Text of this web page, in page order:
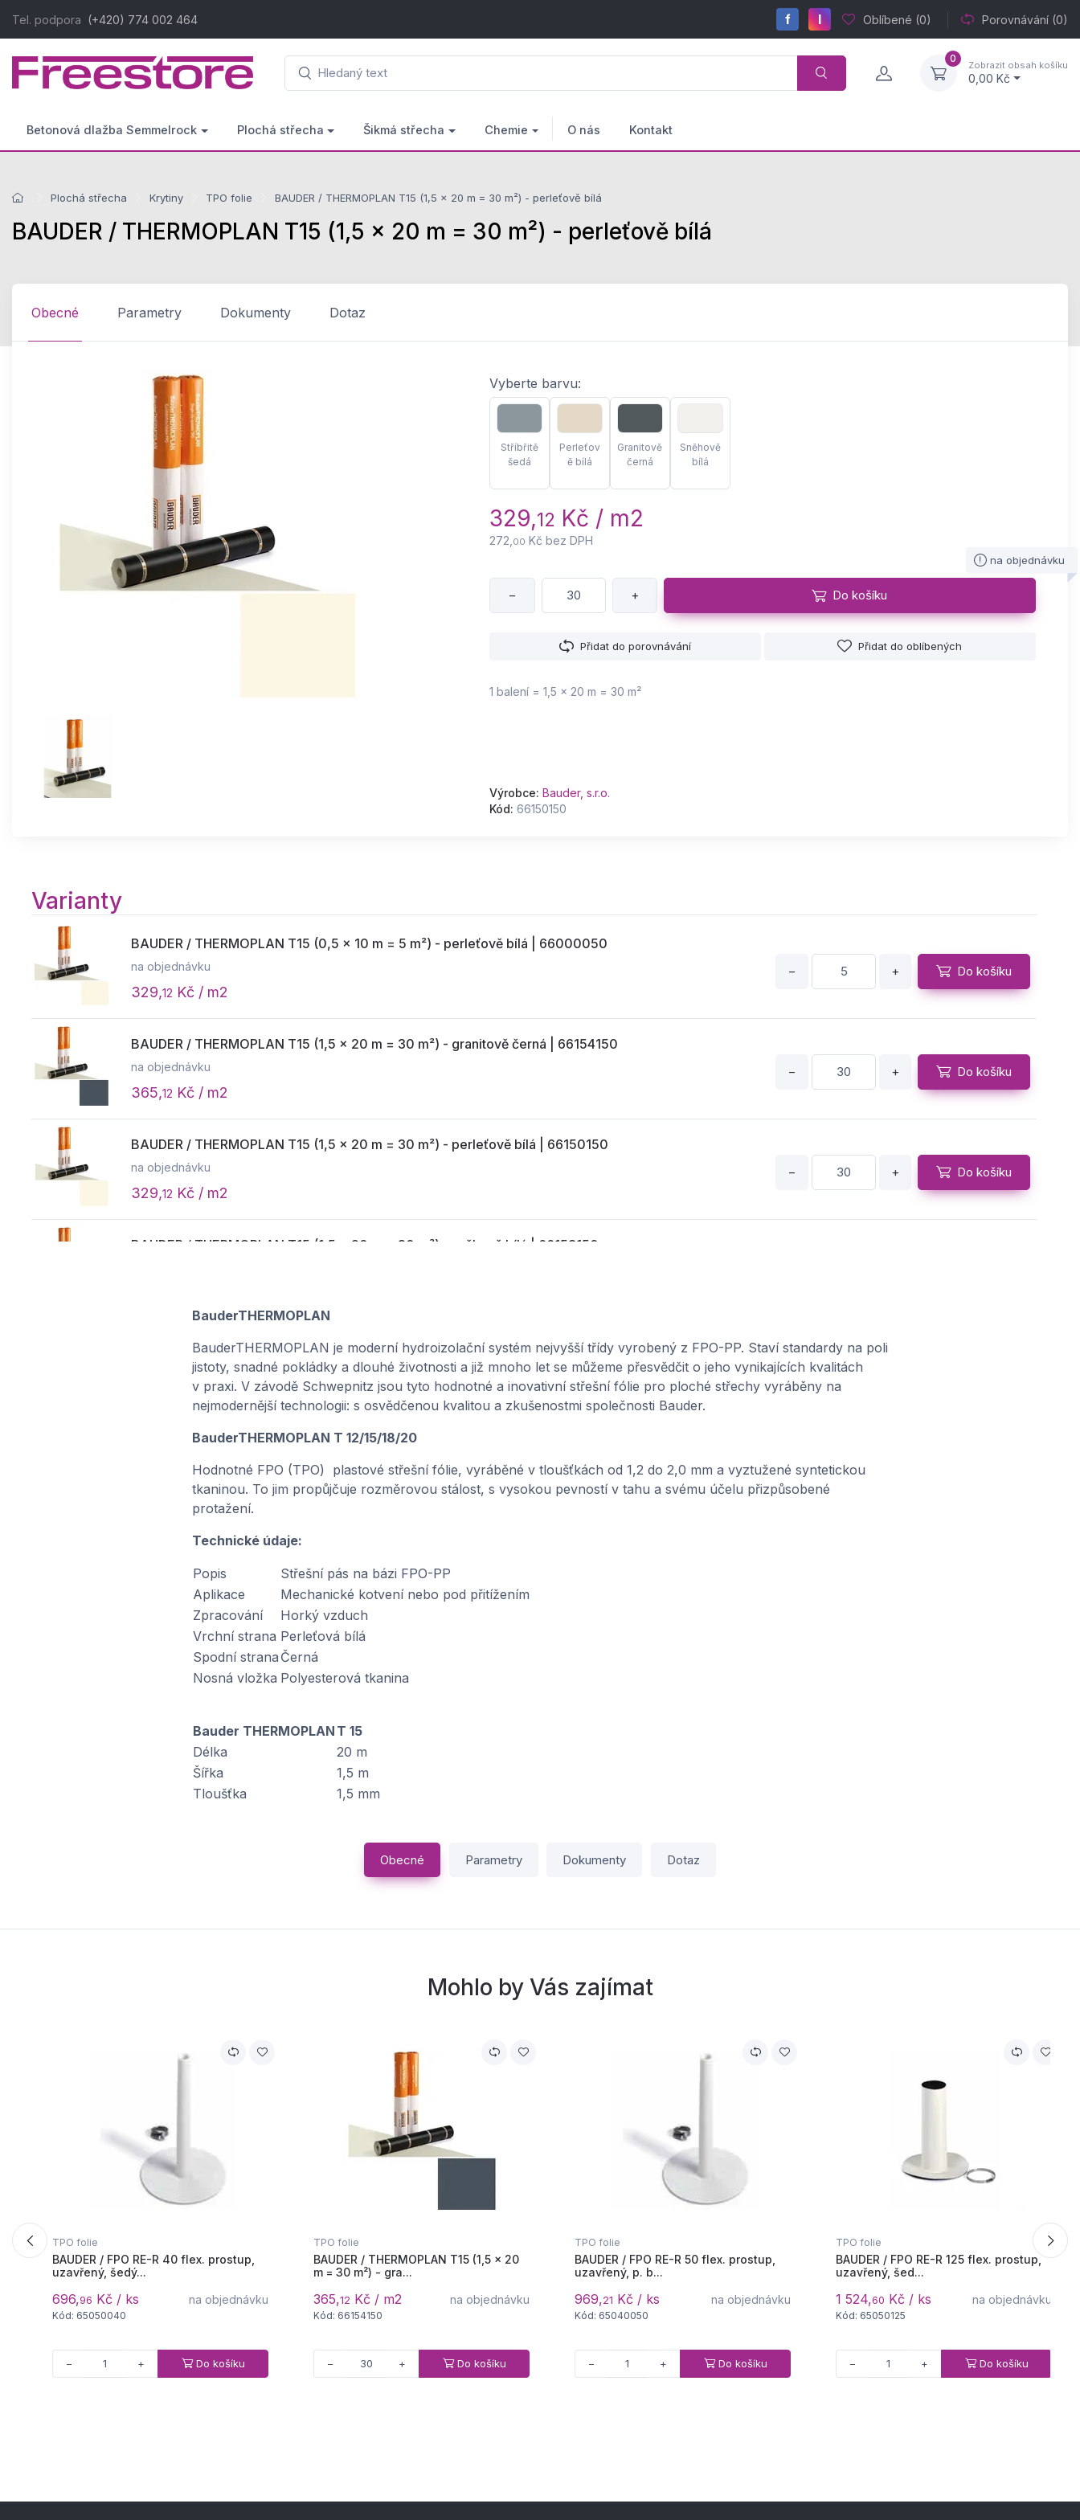
Tel. podpora (+420) 774 002 464 f I Oblíbené (0) Porovnávání (0)
0
Zobrazit obsah košíku
0,00 Kč
Betonová dlažba Semmelrock Plochá střecha Šikmá střecha Chemie O nás Kontakt
Plochá střecha Krytiny TPO folie BAUDER / THERMOPLAN T15 (1,5 × 20 m = 30 m²) - perleťově bílá
BAUDER / THERMOPLAN T15 (1,5 × 20 m = 30 m²) - perleťově bílá
Obecné Parametry Dokumenty Dotaz
Vyberte barvu:
Stříbřitě
šedá
Perleťov
ě bílá
Granitově
černá
Sněhově
bílá
329,12 Kč / m2
272, 00 Kč bez DPH
na objednávku
− + Do košíku
Přidat do porovnávání Přidat do oblíbených
1 balení = 1,5 × 20 m = 30 m²
Výrobce: Bauder, s.r.o.
Kód: 66150150
Varianty
BAUDER / THERMOPLAN T15 (0,5 × 10 m = 5 m²) - perleťově bílá | 66000050
na objednávku
329,12 Kč / m2
− + Do košíku
BAUDER / THERMOPLAN T15 (1,5 × 20 m = 30 m²) - granitově černá | 66154150
na objednávku
365,12 Kč / m2
− + Do košíku
BAUDER / THERMOPLAN T15 (1,5 × 20 m = 30 m²) - perleťově bílá | 66150150
na objednávku
329,12 Kč / m2
− + Do košíku
BAUDER / THERMOPLAN T15 (1,5 × 20 m = 30 m²) - sněhově bílá | 66158150
BAUDER / THERMOPLAN T15 (1,5 × 20 m = 30 m²) - stříbřitě šedá | 66151150
na objednávku
Kč / m2
−
BauderTHERMOPLAN
BauderTHERMOPLAN je moderní hydroizolační systém nejvyšší třídy vyrobený z FPO-PP. Staví standardy na poli
jistoty, snadné pokládky a dlouhé životnosti a již mnoho let se můžeme přesvědčit o jeho vynikajících kvalitách
v praxi. V závodě Schwepnitz jsou tyto hodnotné a inovativní střešní fólie pro ploché střechy vyráběny na
nejmodernější technologii: s osvědčenou kvalitou a zkušenostmi společnosti Bauder.
BauderTHERMOPLAN T 12/15/18/20
Hodnotné FPO (TPO) plastové střešní fólie, vyráběné v tloušťkách od 1,2 do 2,0 mm a vyztužené syntetickou
tkaninou. To jim propůjčuje rozměrovou stálost, s vysokou pevností v tahu a svému účelu přizpůsobené
protažení.
Technické údaje:
Popis
Střešní pás na bázi FPO-PP
Aplikace
Mechanické kotvení nebo pod přitížením
Zpracování
Horký vzduch
Vrchní strana Perleťová bílá
Spodní strana Černá
Nosná vložka Polyesterová tkanina
Bauder THERMOPLAN T 15
Délka
20 m
Šířka
1,5 m
Tloušťka
1,5 mm
Obecné Parametry Dokumenty Dotaz
Mohlo by Vás zajímat
TPO folie
BAUDER / FPO RE-R 40 flex. prostup,
uzavřený, šedý...
696,96 Kč / ks na objednávku
Kód: 65050040
− + Do košíku
TPO folie
BAUDER / THERMOPLAN T15 (1,5 × 20
m = 30 m²) - gra...
365,12 Kč / m2 na objednávku
Kód: 66154150
− + Do košíku
TPO folie
BAUDER / FPO RE-R 50 flex. prostup,
uzavřený, p. b...
969,21 Kč / ks na objednávku
Kód: 65040050
− + Do košíku
TPO folie
BAUDER / FPO RE-R 125 flex. prostup,
uzavřený, šed...
1 524,60 Kč / ks na objednávku
Kód: 65050125
− + Do košíku